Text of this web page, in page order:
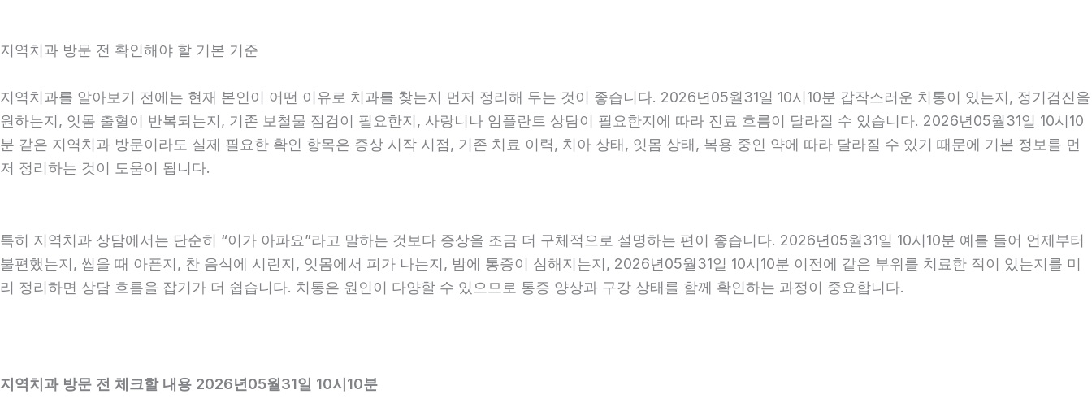
지역치과 방문 전 확인해야 할 기본 기준
지역치과를 알아보기 전에는 현재 본인이 어떤 이유로 치과를 찾는지 먼저 정리해 두는 것이 좋습니다. 2026년05월31일 10시10분 갑작스러운 치통이 있는지, 정기검진을
원하는지, 잇몸 출혈이 반복되는지, 기존 보철물 점검이 필요한지, 사랑니나 임플란트 상담이 필요한지에 따라 진료 흐름이 달라질 수 있습니다. 2026년05월31일 10시10
분 같은 지역치과 방문이라도 실제 필요한 확인 항목은 증상 시작 시점, 기존 치료 이력, 치아 상태, 잇몸 상태, 복용 중인 약에 따라 달라질 수 있기 때문에 기본 정보를 먼
저 정리하는 것이 도움이 됩니다.
특히 지역치과 상담에서는 단순히 “이가 아파요”라고 말하는 것보다 증상을 조금 더 구체적으로 설명하는 편이 좋습니다. 2026년05월31일 10시10분 예를 들어 언제부터
불편했는지, 씹을 때 아픈지, 찬 음식에 시린지, 잇몸에서 피가 나는지, 밤에 통증이 심해지는지, 2026년05월31일 10시10분 이전에 같은 부위를 치료한 적이 있는지를 미
리 정리하면 상담 흐름을 잡기가 더 쉽습니다. 치통은 원인이 다양할 수 있으므로 통증 양상과 구강 상태를 함께 확인하는 과정이 중요합니다.
지역치과 방문 전 체크할 내용 2026년05월31일 10시10분